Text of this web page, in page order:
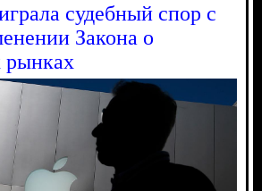
судебный спор с
Закона о